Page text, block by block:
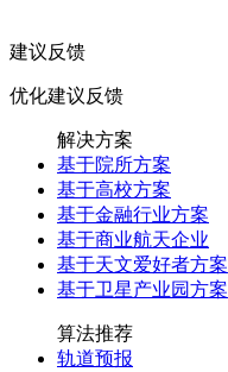
建议反馈
优化建议反馈
解决方案
基于院所方案
基于高校方案
基于金融行业方案
基于商业航天企业
基于天文爱好者方案
基于卫星产业园方案
算法推荐
轨道预报